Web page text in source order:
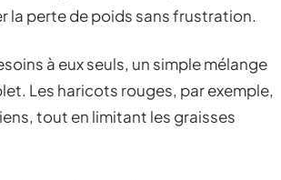
la perte de poids sans frustration.
à eux seuls, un simple mélange
Les haricots rouges, par exemple,
tout en limitant les graisses